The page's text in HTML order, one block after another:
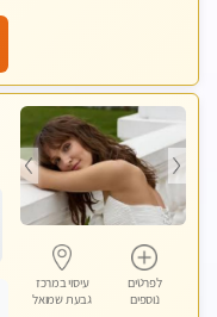
לפרטים
נוספים
עיסוי במרכז
גבעת שמואל